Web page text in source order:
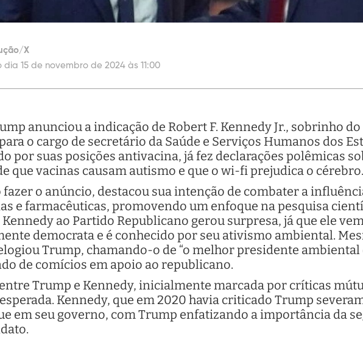
X
dia 15 de novembro de 2024 às 11:00
anunciou a indicação de Robert F. Kennedy Jr., sobrinho
o cargo de secretário da Saúde e Serviços Humanos dos
por suas posições antivacina, já fez declarações polêmicas
que vacinas causam autismo e que o wi-fi prejudica o cérebro.
fazer o anúncio, destacou sua intenção de combater a
e farmacêuticas, promovendo um enfoque na pesquisa
Kennedy ao Partido Republicano gerou surpresa, já que ele
democrata e é conhecido por seu ativismo ambiental.
Trump, chamando-o de “o melhor presidente
de comícios em apoio ao republicano.
Trump e Kennedy, inicialmente marcada por críticas
Kennedy, que em 2020 havia criticado Trump
em seu governo, com Trump enfatizando a importância da